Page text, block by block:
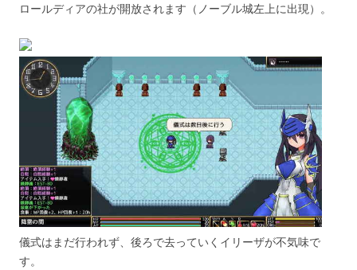
ロールディアの社が開放されます（ノーブル城左上に出現）。
儀式はまだ行われず、後ろで去っていくイリーザが不気味で
す。